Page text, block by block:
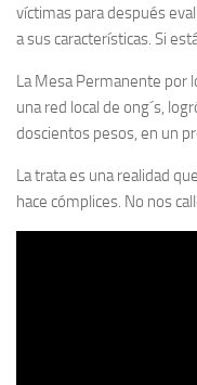
víctimas para después
a sus características. Si
La Me­sa Per­ma­nen­te por
una red local de ong´s,
doscientos pesos, en un
La trata es una realidad
hace cómplices. No nos